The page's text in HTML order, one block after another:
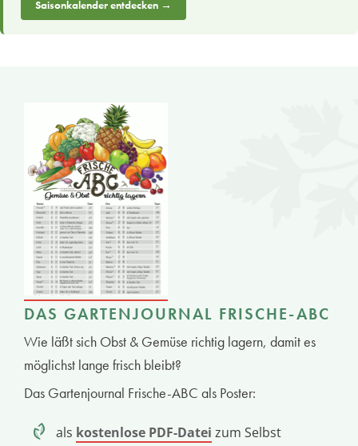
Saisonkalender entdecken →
DAS GARTENJOURNAL FRISCHE-ABC
Wie läßt sich Obst & Gemüse richtig lagern, damit es
möglichst lange frisch bleibt?
Das Gartenjournal Frische-ABC als Poster:
als kostenlose PDF-Datei zum Selbst